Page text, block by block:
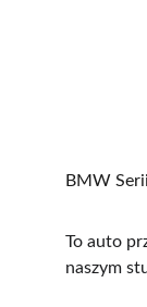
BMW
To auto
naszym